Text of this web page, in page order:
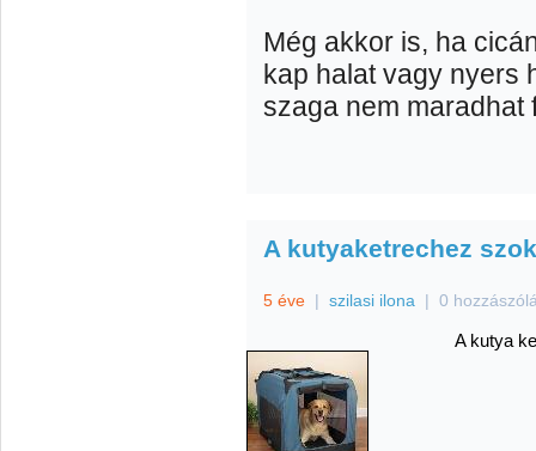
Még akkor is, ha
kap halat vagy nyers
szaga nem maradhat
A kutyaketrechez
5 éve | szilasi ilona | 0
A kutya